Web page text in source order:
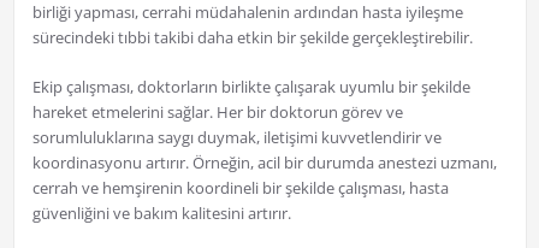
birliği yapması, cerrahi müdahalenin ardından hasta iyileşme
sürecindeki tıbbi takibi daha etkin bir şekilde gerçekleştirebilir.
Ekip çalışması, doktorların birlikte çalışarak uyumlu bir şekilde
hareket etmelerini sağlar. Her bir doktorun görev ve
sorumluluklarına saygı duymak, iletişimi kuvvetlendirir ve
koordinasyonu artırır. Örneğin, acil bir durumda anestezi uzmanı,
cerrah ve hemşirenin koordineli bir şekilde çalışması, hasta
güvenliğini ve bakım kalitesini artırır.